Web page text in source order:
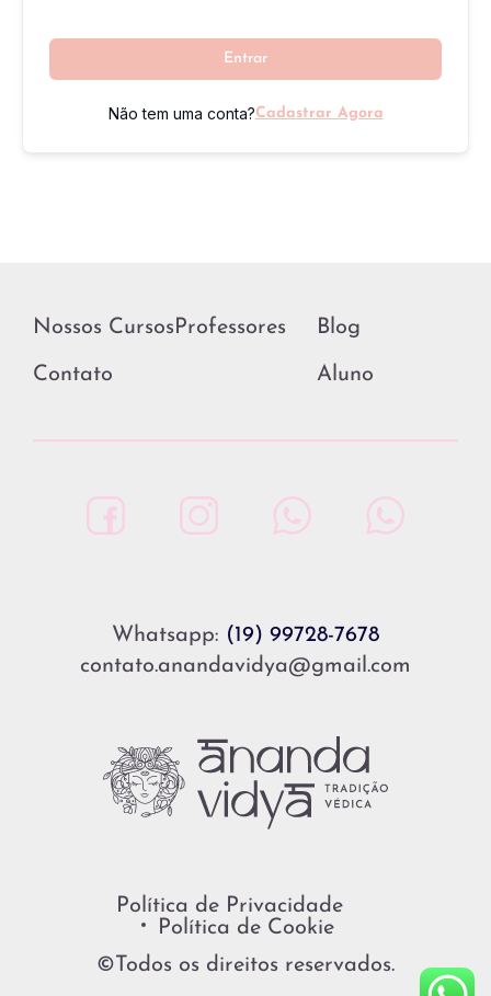
Entrar
Não tem uma conta?Cadastrar Agora
Whatsapp: (19) 99728-7678
contato.anandavidya@gmail.com
Política de Privacidade
Política de Cookie
©Todos os direitos reservados.
Nossos CursosProfessores Blog
Contato Aluno